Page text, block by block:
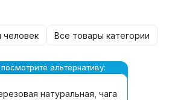
человек Все товары категории
альтернативу:
натуральная, чага